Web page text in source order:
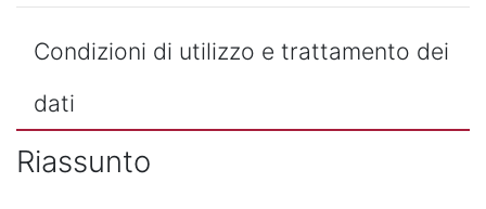
Condizioni di utilizzo e trattamento dei
dati
Riassunto